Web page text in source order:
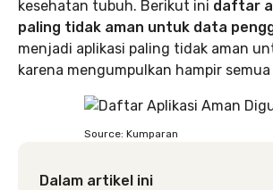
kesehatan tubuh. Berikut ini daftar
paling tidak aman untuk data
menjadi aplikasi paling tidak aman
karena mengumpulkan hampir
Source: Kumparan
Dalam artikel ini